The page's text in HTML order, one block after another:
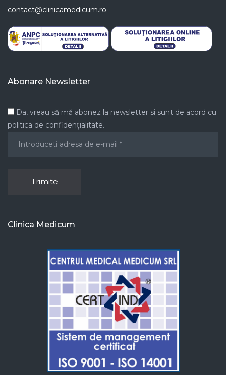
contact@clinicamedicum.ro
Abonare Newsletter
Da, vreau să mă abonez la newsletter si sunt de acord cu
politica de confidențialitate.
Clinica Medicum